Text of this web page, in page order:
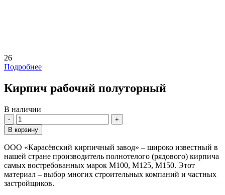
26
Подробнее
Кирпич рабочий полуторный
В наличии
Количество
В корзину
ООО «Карасёвский кирпичный завод» – широко известный в
нашей стране производитель полнотелого (рядового) кирпича
самых востребованных марок М100, М125, М150. Этот
материал – выбор многих строительных компаний и частных
застройщиков.